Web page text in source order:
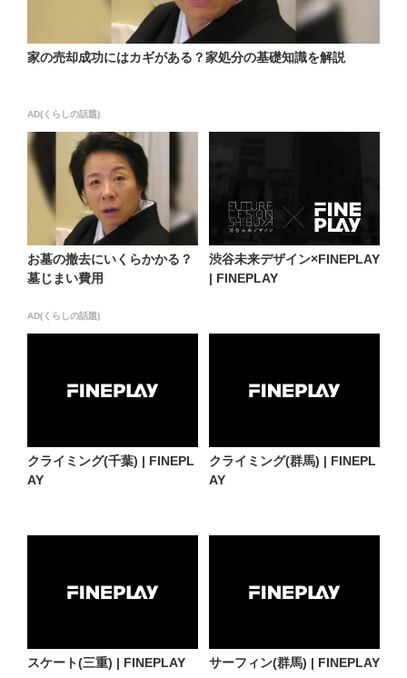
家の売却成功にはカギがある？家処分の基礎知識を解説
AD(くらしの話題)
お墓の撤去にいくらかかる？
墓じまい費用
AD(くらしの話題)
渋谷未来デザイン×FINEPLAY
| FINEPLAY
クライミング(千葉) | FINEPL
AY
クライミング(群馬) | FINEPL
AY
スケート(三重) | FINEPLAY サーフィン(群馬) | FINEPLAY